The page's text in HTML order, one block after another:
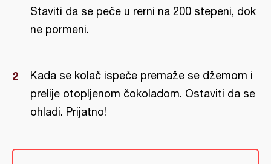
Staviti da se peče u rerni na 200 stepeni, dok
ne pormeni.
Kada se kolač ispeče premaže se džemom i
prelije otopljenom čokoladom. Ostaviti da se
ohladi. Prijatno!